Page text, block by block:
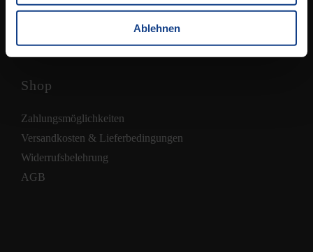
Ablehnen
Shop
Zahlungsmöglichkeiten
Versandkosten & Lieferbedingungen
Widerrufsbelehrung
AGB